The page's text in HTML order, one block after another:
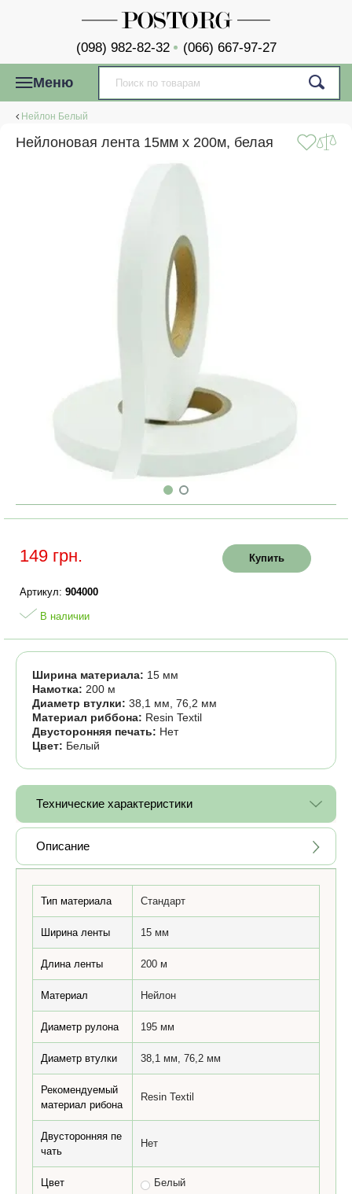
(098) 982-82-32 (066) 667-97-27
Меню
Нейлон Белый
Нейлоновая лента 15мм x 200м, белая
149 грн. Купить
Артикул: 904000
В наличии
Ширина материала: 15 мм
Намотка: 200 м
Диаметр втулки: 38,1 мм, 76,2 мм
Материал риббона: Resin Textil
Двусторонняя печать: Нет
Цвет: Белый
Технические характеристики
Описание
Тип материала Стандарт
Ширина ленты 15 мм
Длина ленты 200 м
Материал Нейлон
Диаметр рулона 195 мм
Диаметр втулки 38,1 мм, 76,2 мм
Рекомендуемый
материал рибона
Resin Textil
Двусторонняя пе
чать
Нет
Цвет Белый